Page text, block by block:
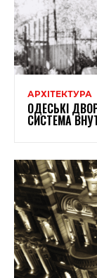
АРХІТЕКТУРА
ОДЕСЬКІ
СИСТЕМА